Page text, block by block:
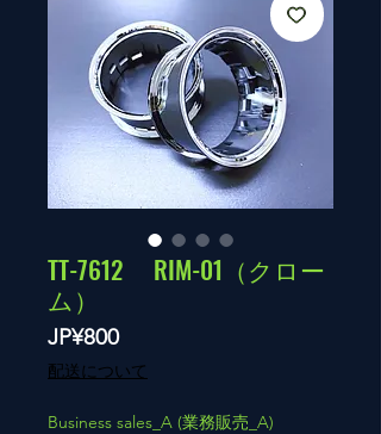
TT-7612 RIM-01（クロー
ム）
JP¥800가
격
配送について
Business sales_A (業務販売_A)